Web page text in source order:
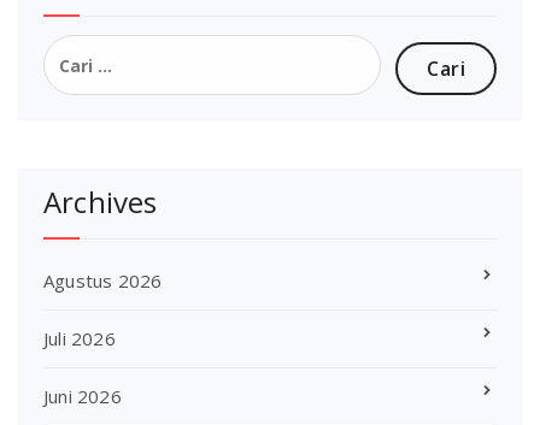
Cari
untuk:
Archives
Agustus 2026
Juli 2026
Juni 2026